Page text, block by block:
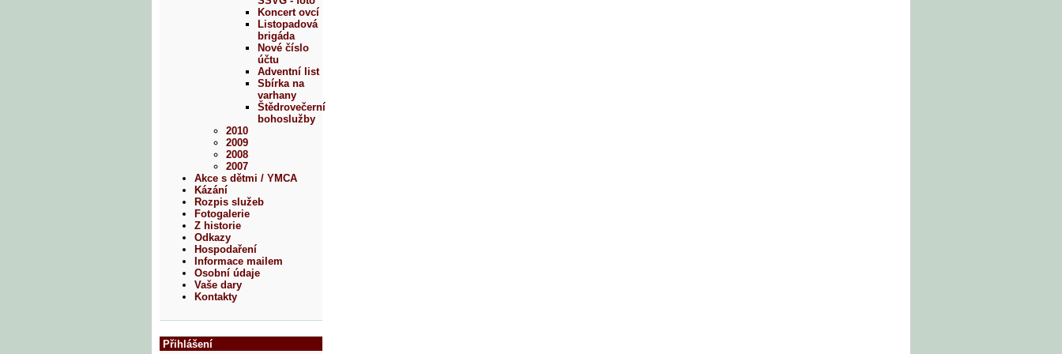
Koncert ovcí
Listopadová
brigáda
Nové číslo
účtu
Adventní list
Sbírka na
varhany
Štědrovečerní
bohoslužby
2010
2009
2008
2007
Akce s dětmi / YMCA
Kázání
Rozpis služeb
Fotogalerie
Z historie
Odkazy
Hospodaření
Informace mailem
Osobní údaje
Vaše dary
Kontakty
Přihlášení